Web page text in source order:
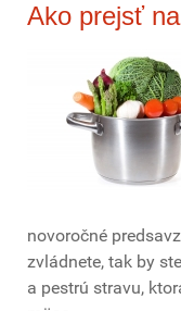
Ako prejsť
novoročné
zvládnete, tak by
a pestrú stravu,